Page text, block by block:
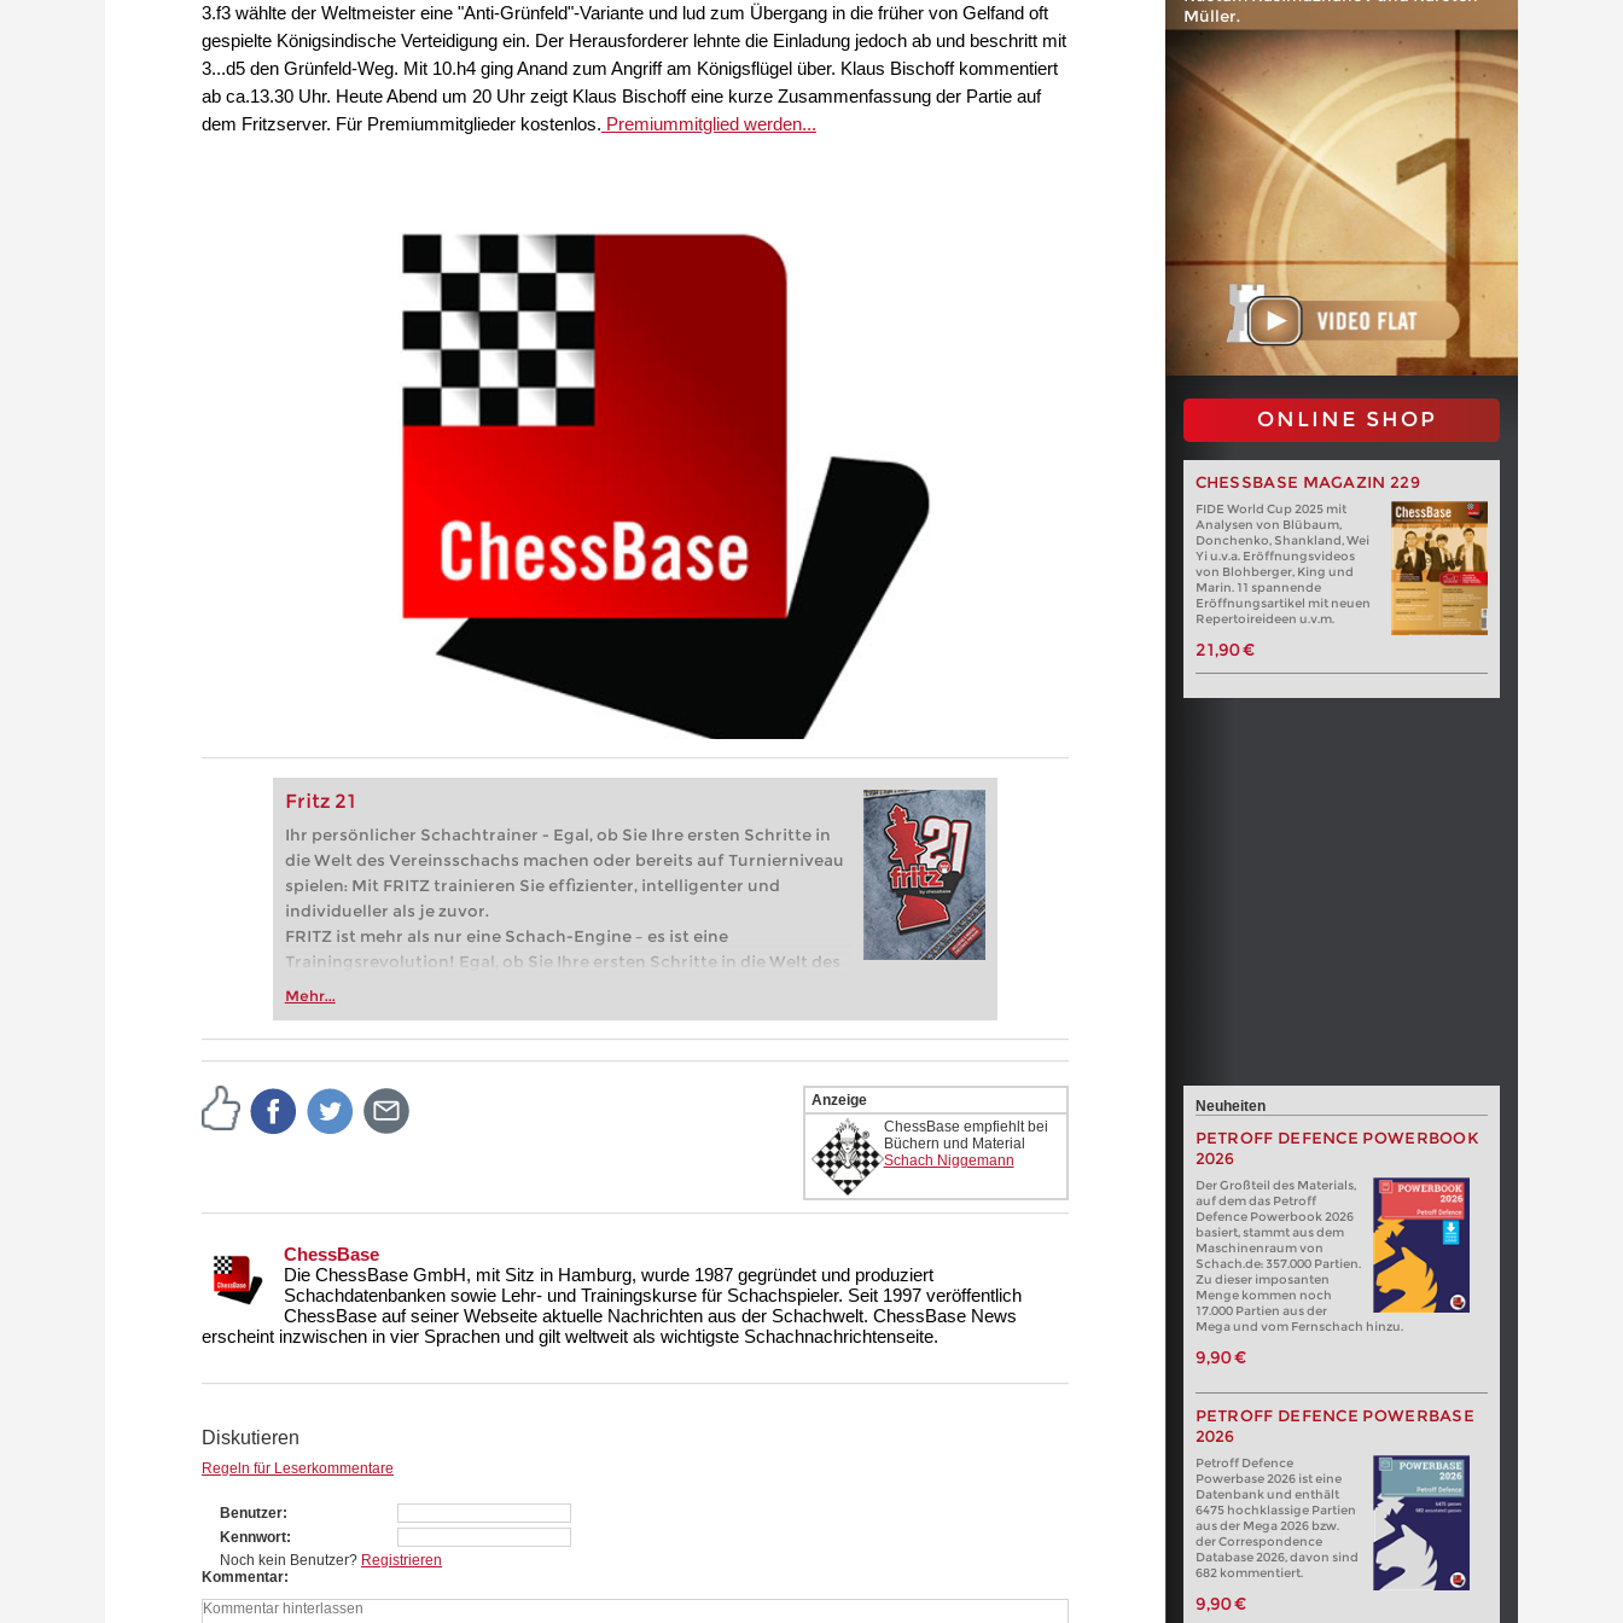
3.f3 wählte der Weltmeister eine "Anti-Grünfeld"-Variante und lud zum Übergang in die früher von Gelfand oft
gespielte Königsindische Verteidigung ein. Der Herausforderer lehnte die Einladung jedoch ab und beschritt mit
3...d5 den Grünfeld-Weg. Mit 10.h4 ging Anand zum Angriff am Königsflügel über. Klaus Bischoff kommentiert
ab ca.13.30 Uhr. Heute Abend um 20 Uhr zeigt Klaus Bischoff eine kurze Zusammenfassung der Partie auf
dem Fritzserver. Für Premiummitglieder kostenlos. Premiummitglied werden...
Fritz 21
Ihr persönlicher Schachtrainer - Egal, ob Sie Ihre ersten Schritte in
die Welt des Vereinsschachs machen oder bereits auf Turnierniveau
spielen: Mit FRITZ trainieren Sie effizienter, intelligenter und
individueller als je zuvor.
FRITZ ist mehr als nur eine Schach-Engine – es ist eine
Trainingsrevolution! Egal, ob Sie Ihre ersten Schritte in die Welt des
Vereinsschachs machen oder bereits auf Turnierniveau spielen: Mit
zuvor.
Mehr...
Müller.
ONLINE SHOP
CHESSBASE MAGAZIN 229
FIDE World Cup 2025 mit
Analysen von Blübaum,
Donchenko, Shankland, Wei
Yi u.v.a. Eröffnungsvideos
von Blohberger, King und
Marin. 11 spannende
Eröffnungsartikel mit neuen
Repertoireideen u.v.m.
21,90 €
Anzeige
ChessBase empfiehlt bei
Büchern und Material
Schach Niggemann
ChessBase
Die ChessBase GmbH, mit Sitz in Hamburg, wurde 1987 gegründet und produziert
Schachdatenbanken sowie Lehr- und Trainingskurse für Schachspieler. Seit 1997 veröffentlich
ChessBase auf seiner Webseite aktuelle Nachrichten aus der Schachwelt. ChessBase News
erscheint inzwischen in vier Sprachen und gilt weltweit als wichtigste Schachnachrichtenseite.
Diskutieren
Regeln für Leserkommentare
Benutzer
Kennwort
Noch kein Benutzer? Registrieren
Kommentar
Neuheiten
PETROFF DEFENCE POWERBOOK
2026
Der Großteil des Materials,
auf dem das Petroff
Defence Powerbook 2026
basiert, stammt aus dem
Maschinenraum von
Schach.de: 357.000 Partien.
Zu dieser imposanten
Menge kommen noch
17.000 Partien aus der
Mega und vom Fernschach hinzu.
9,90 €
PETROFF DEFENCE POWERBASE
2026
Petroff Defence
Powerbase 2026 ist eine
Datenbank und enthält
6475 hochklassige Partien
aus der Mega 2026 bzw.
der Correspondence
Database 2026, davon sind
682 kommentiert.
9,90 €